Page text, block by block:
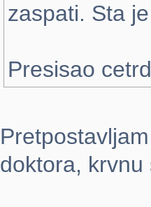
zaspati. Sta
Presisao
doktora, krvnu